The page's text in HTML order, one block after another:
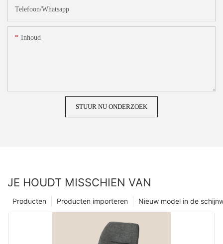
Telefoon/whatsapp
Inhoud
STUUR NU ONDERZOEK
JE HOUDT MISSCHIEN VAN
Nieuw model in de
Producten importeren
Producten